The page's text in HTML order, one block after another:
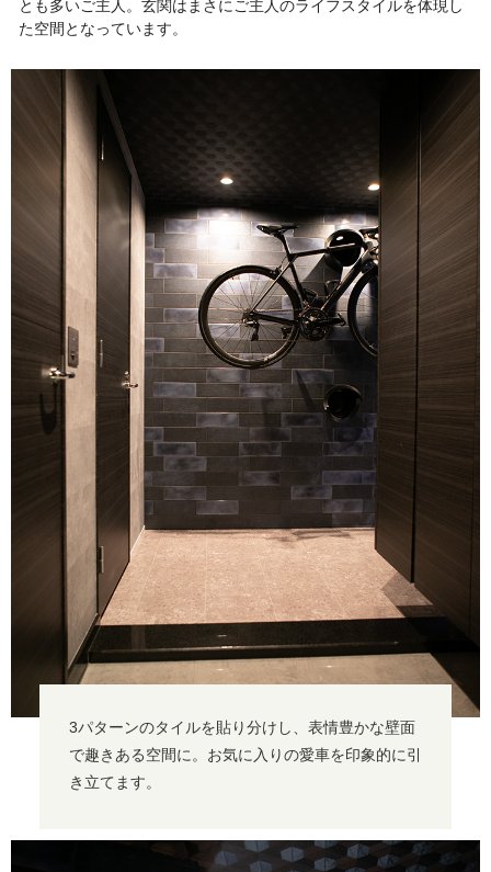
とも多いご主人。玄関はまさにご主人のライフスタイルを体現し
た空間となっています。
3パターンのタイルを貼り分けし、表情豊かな壁面
で趣きある空間に。お気に入りの愛車を印象的に引
き立てます。